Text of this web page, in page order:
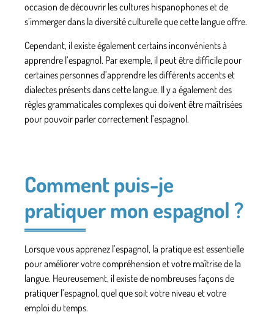
occasion de découvrir les cultures hispanophones et de
s’immerger dans la diversité culturelleque cette langue offre.
Cependant, il existe également certains inconvénients à
apprendre l’espagnol. Par exemple, il peut être difficile pour
certaines personnes d’apprendre les différentsaccents et
dialectes présents dans cette langue. Il y a égalementdes
règles grammaticales complexesqui doivent être maîtrisées
pour pouvoir parler correctement l’espagnol.
Comment puis-je
pratiquer mon espagnol ?
Lorsque vous apprenez l’espagnol, la pratique est essentielle
pour améliorervotre compréhension et votre maîtrise de la
langue. Heureusement, il existede nombreuses façons de
pratiquer l’espagnol, quel que soit votre niveau et votre
emploi du temps.